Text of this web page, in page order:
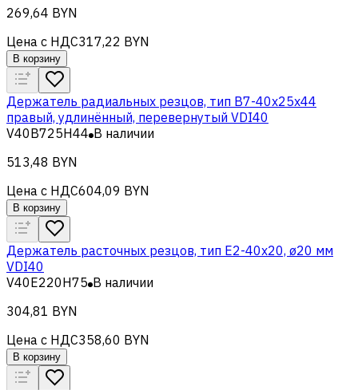
269,64 BYN
Цена с НДС317,22 BYN
В корзину
Держатель радиальных резцов, тип В7-40х25х44
правый, удлинённый, перевернутый VDI40
V40B725H44 В наличии
513,48 BYN
Цена с НДС604,09 BYN
В корзину
Держатель расточных резцов, тип Е2-40х20, ø20 мм
VDI40
V40E220H75 В наличии
304,81 BYN
Цена с НДС358,60 BYN
В корзину